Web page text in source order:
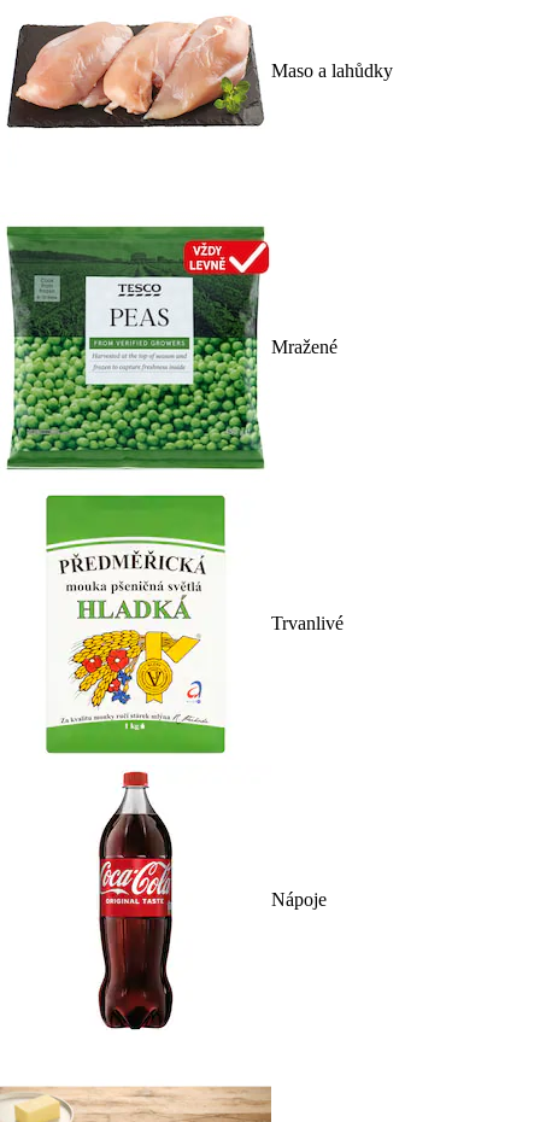
Maso a lahůdky
Mražené
Trvanlivé
Nápoje